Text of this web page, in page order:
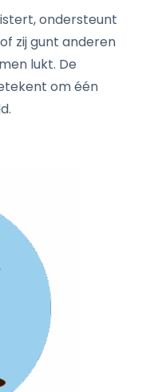
ondersteunt
zij gunt anderen
lukt. De
om één